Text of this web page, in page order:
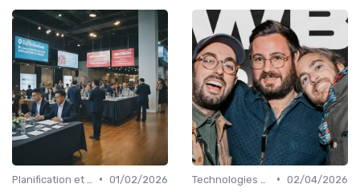
• 01/02/2026
• 02/04/2026